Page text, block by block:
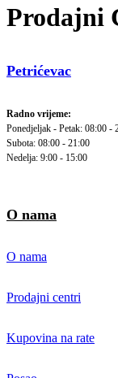
Prodajni
Petrićevac
Radno vrijeme:
Ponedjeljak - Petak: 08:00 -
Subota: 08:00 - 21:00
Nedelja: 9:00 - 15:00
O nama
O nama
Prodajni centri
Kupovina na rate